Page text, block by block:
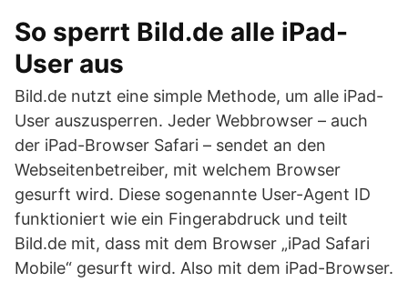
So sperrt Bild.de alle iPad-
User aus
Bild.de nutzt eine simple Methode, um alle iPad-
User auszusperren. Jeder Webbrowser – auch
der iPad-Browser Safari – sendet an den
Webseitenbetreiber, mit welchem Browser
gesurft wird. Diese sogenannte User-Agent ID
funktioniert wie ein Fingerabdruck und teilt
Bild.de mit, dass mit dem Browser „iPad Safari
Mobile“ gesurft wird. Also mit dem iPad-Browser.